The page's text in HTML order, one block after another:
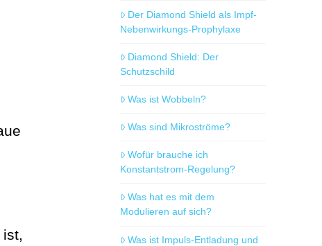
Der Diamond Shield als Impf-
Nebenwirkungs-Prophylaxe
Diamond Shield: Der
Schutzschild
Was ist Wobbeln?
Was sind Mikroströme?
Wofür brauche ich
Konstantstrom-Regelung?
Was hat es mit dem
Modulieren auf sich?
Was ist Impuls-Entladung und